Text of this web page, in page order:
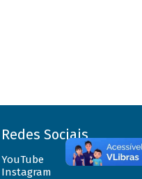
Redes Sociais
YouTube
Instagram